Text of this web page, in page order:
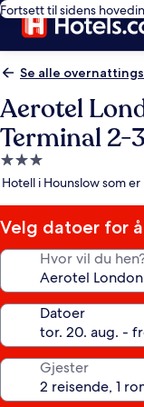
Fortsett til sidens
Se alle
Aerotel
Terminal 2-3
Overnattingssted
med
stjerner
Hotell i Hounslow som
Velg datoer for
Hvor vil du
Datoer
Gjester